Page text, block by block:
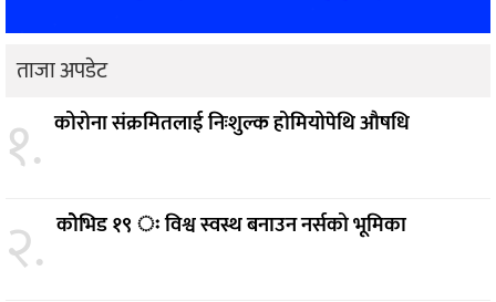
ताजा अपडेट
१. कोरोना संक्रमितलाई निःशुल्क होमियोपेथि औषधि
२. कोेभिड १९ ः विश्व स्वस्थ बनाउन नर्सको भूमिका